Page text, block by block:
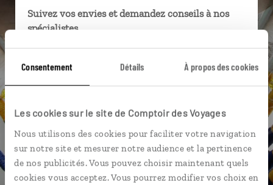
Consentement Détails À propos des cookies
Les cookies sur le site de Comptoir des Voyages
Nous utilisons des cookies pour faciliter votre navigation
sur notre site et mesurer notre audience et la pertinence
de nos publicités. Vous pouvez choisir maintenant quels
cookies vous acceptez. Vous pourrez modifier vos choix en
Suivez vos envies et demandez conseils à nos
spécialistes
près de vos envies et de la réalité du pays.
Échangez en face à face ou depuis nos studios
téléphone.
Vous gardez le même interlocuteur avant,
pendant et après votre voyage.